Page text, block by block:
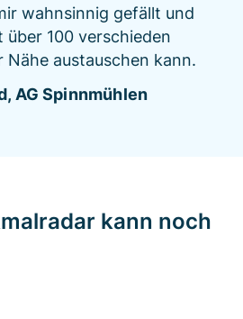
wahnsinnig gefällt und
über 100 verschieden
Nähe austauschen kann.
AG Spinnmühlen
kann noch